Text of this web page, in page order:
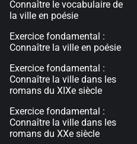
Connaître le vocabulaire de
la ville en poésie
Exercice fondamental :
Connaître la ville en poésie
Exercice fondamental :
Connaître la ville dans les
romans du XIXe siècle
Exercice fondamental :
Connaître la ville dans les
romans du XXe siècle